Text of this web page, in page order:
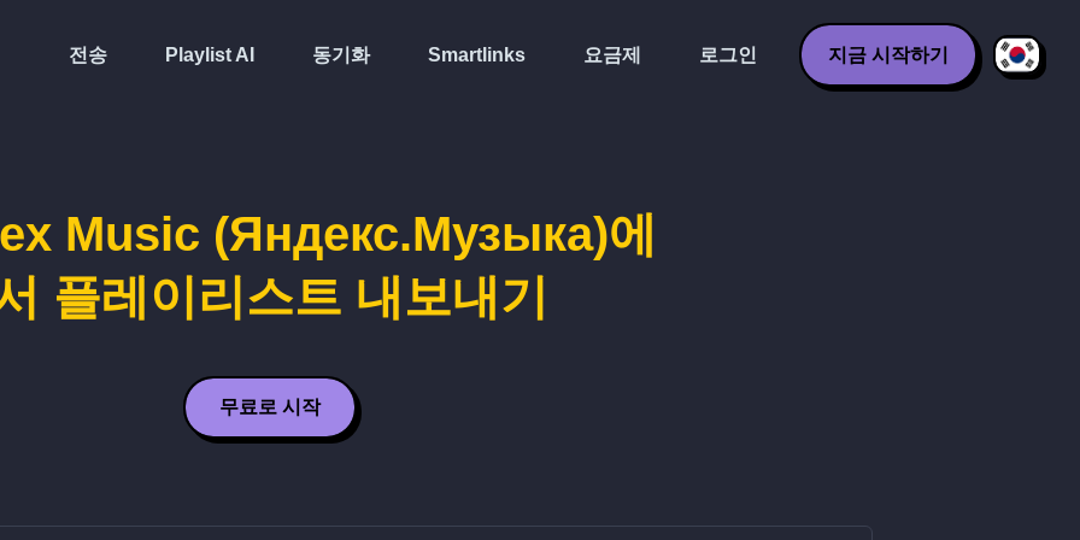
전송 Playlist AI 동기화 Smartlinks 요금제 로그인 지금 시작하기
Music (Яндекс.Музыка)에
플레이리스트 내보내기
무료로 시작